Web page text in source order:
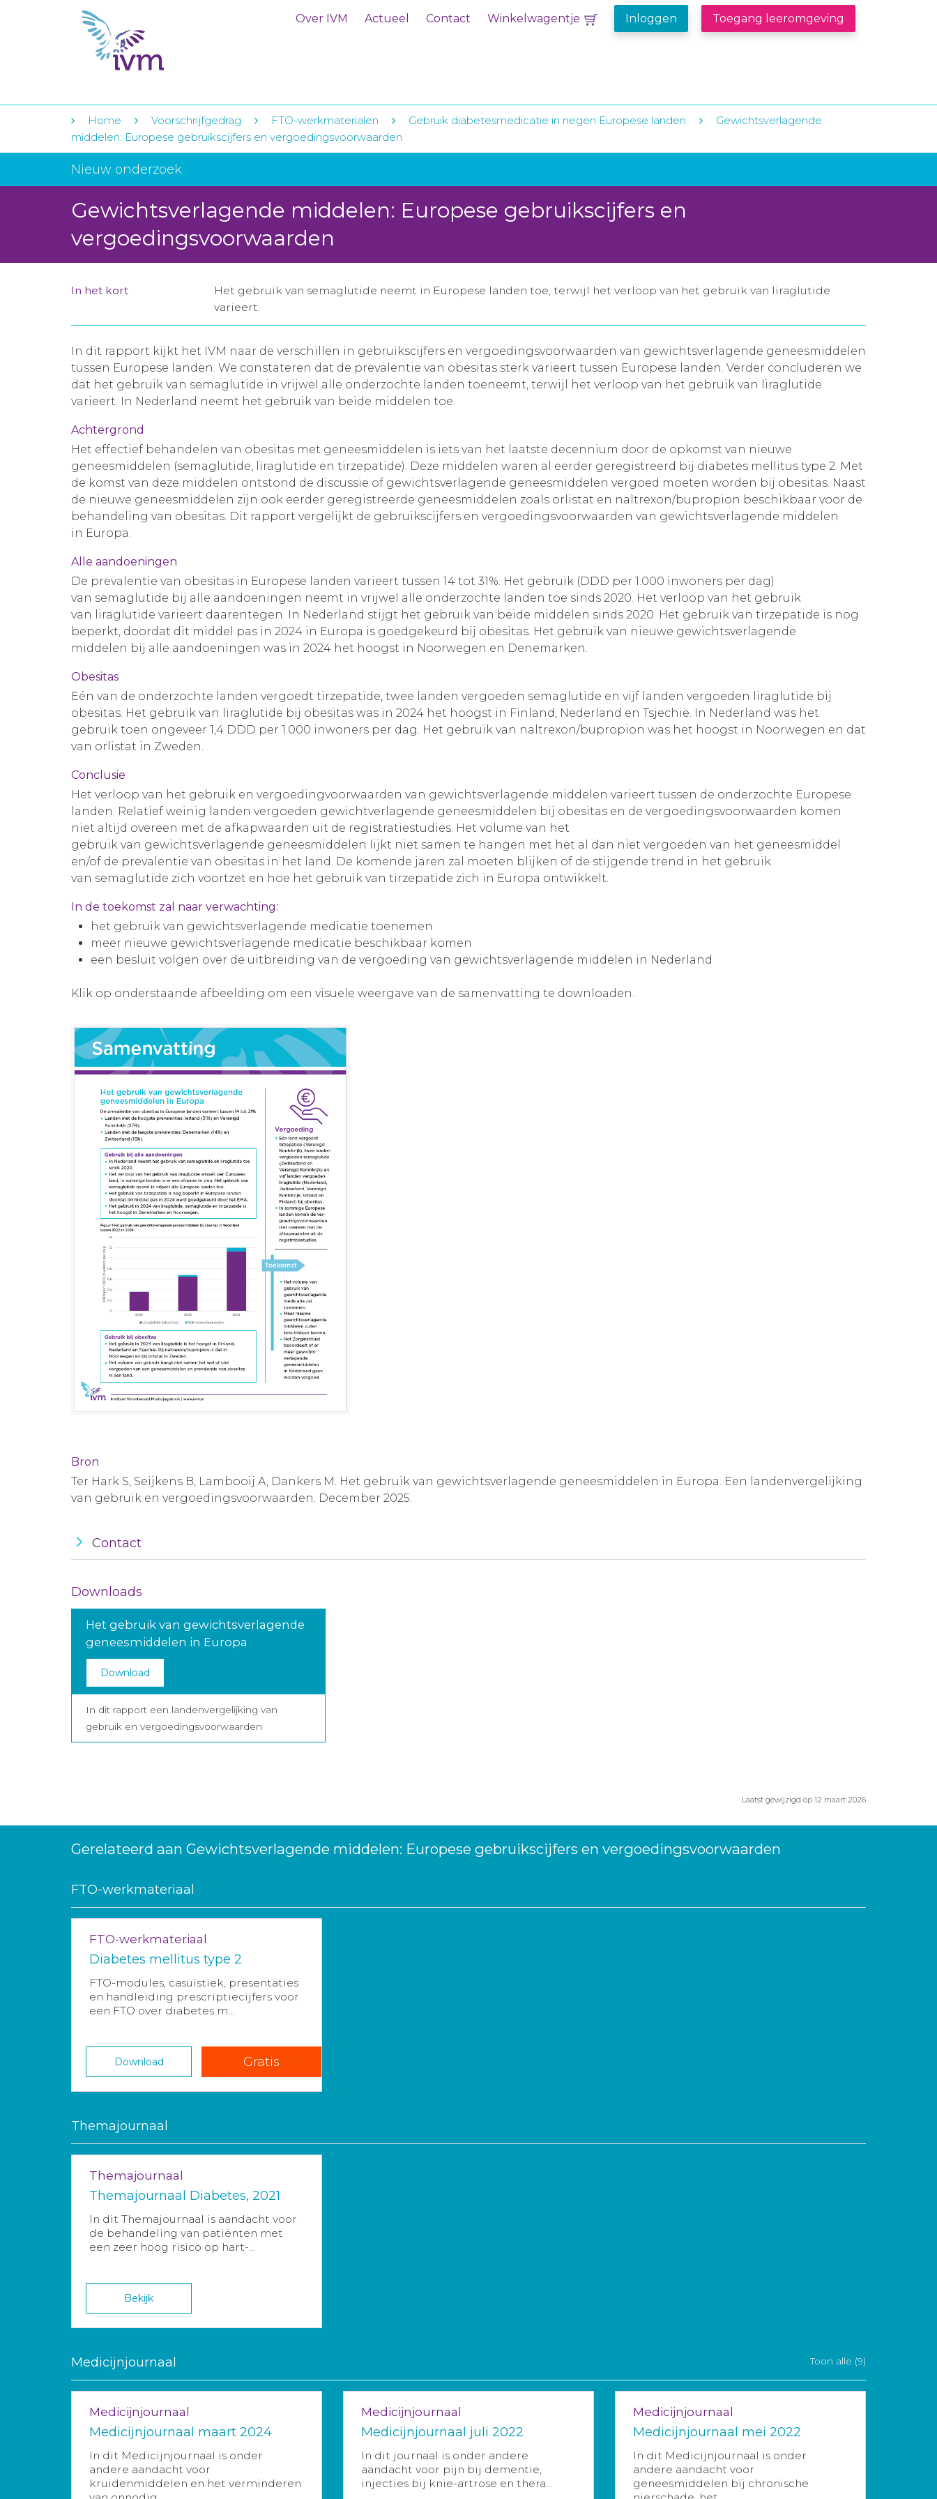
Over IVM Actueel Contact Winkelwagentje Inloggen Toegang leeromgeving
Home Voorschrijfgedrag FTO-werkmaterialen Gebruik diabetesmedicatie in negen Europese landen
Gewichtsverlagende
middelen: Europese gebruikscijfers en vergoedingsvoorwaarden
Nieuw onderzoek
Gewichtsverlagende middelen: Europese gebruikscijfers en
vergoedingsvoorwaarden
In het kort
Het gebruik van semaglutide neemt in Europese landen toe, terwijl het verloop van het gebruik van liraglutide
varieert.
In dit rapport kijkt het IVM naar de verschillen in gebruikscijfers en vergoedingsvoorwaarden van gewichtsverlagende geneesmiddelen
tussen Europese landen. We constateren dat de prevalentie van obesitas sterk varieert tussen Europese landen. Verder concluderen we
dat het gebruik van semaglutide in vrijwel alle onderzochte landen toeneemt, terwijl het verloop van het gebruik van liraglutide
varieert. In Nederland neemt het gebruik van beide middelen toe.
Achtergrond
Het effectief behandelen van obesitas met geneesmiddelen is iets van het laatste decennium door de opkomst van nieuwe
geneesmiddelen (semaglutide, liraglutide en tirzepatide). Deze middelen waren al eerder geregistreerd bij diabetes mellitus type 2. Met
de komst van deze middelen ontstond de discussie of gewichtsverlagende geneesmiddelen vergoed moeten worden bij obesitas. Naast
de nieuwe geneesmiddelen zijn ook eerder geregistreerde geneesmiddelen zoals orlistat en naltrexon/bupropion beschikbaar voor de
behandeling van obesitas. Dit rapport vergelijkt de gebruikscijfers en vergoedingsvoorwaarden van gewichtsverlagende middelen
in Europa.
Alle aandoeningen
De prevalentie van obesitas in Europese landen varieert tussen 14 tot 31%. Het gebruik (DDD per 1.000 inwoners per dag)
van semaglutide bij alle aandoeningen neemt in vrijwel alle onderzochte landen toe sinds 2020. Het verloop van het gebruik
van liraglutide varieert daarentegen. In Nederland stijgt het gebruik van beide middelen sinds 2020. Het gebruik van tirzepatide is nog
beperkt, doordat dit middel pas in 2024 in Europa is goedgekeurd bij obesitas. Het gebruik van nieuwe gewichtsverlagende
middelen bij alle aandoeningen was in 2024 het hoogst in Noorwegen en Denemarken.
Obesitas
Eén van de onderzochte landen vergoedt tirzepatide, twee landen vergoeden semaglutide en vijf landen vergoeden liraglutide bij
obesitas. Het gebruik van liraglutide bij obesitas was in 2024 het hoogst in Finland, Nederland en Tsjechië. In Nederland was het
gebruik toen ongeveer 1,4 DDD per 1.000 inwoners per dag. Het gebruik van naltrexon/bupropion was het hoogst in Noorwegen en dat
van orlistat in Zweden.
Conclusie
Het verloop van het gebruik en vergoedingvoorwaarden van gewichtsverlagende middelen varieert tussen de onderzochte Europese
landen. Relatief weinig landen vergoeden gewichtverlagende geneesmiddelen bij obesitas en de vergoedingsvoorwaarden komen
niet altijd overeen met de afkapwaarden uit de registratiestudies. Het volume van het
gebruik van gewichtsverlagende geneesmiddelen lijkt niet samen te hangen met het al dan niet vergoeden van het geneesmiddel
en/of de prevalentie van obesitas in het land. De komende jaren zal moeten blijken of de stijgende trend in het gebruik
van semaglutide zich voortzet en hoe het gebruik van tirzepatide zich in Europa ontwikkelt.
In de toekomst zal naar verwachting:
het gebruik van gewichtsverlagende medicatie toenemen
meer nieuwe gewichtsverlagende medicatie beschikbaar komen
een besluit volgen over de uitbreiding van de vergoeding van gewichtsverlagende middelen in Nederland
Klik op onderstaande afbeelding om een visuele weergave van de samenvatting te downloaden.
Bron
Ter Hark S, Seijkens B, Lambooij A, Dankers M. Het gebruik van gewichtsverlagende geneesmiddelen in Europa. Een landenvergelijking
van gebruik en vergoedingsvoorwaarden. December 2025.
Contact
Downloads
Het gebruik van gewichtsverlagende
geneesmiddelen in Europa
Download
In dit rapport een landenvergelijking van
gebruik en vergoedingsvoorwaarden
Laatst gewijzigd op 12 maart 2026
Gerelateerd aan Gewichtsverlagende middelen: Europese gebruikscijfers en vergoedingsvoorwaarden
FTO-werkmateriaal
FTO-werkmateriaal
Diabetes mellitus type 2
FTO-modules, casuïstiek, presentaties
en handleiding prescriptiecijfers voor
een FTO over diabetes m...
Download Gratis
Themajournaal
Themajournaal
Themajournaal Diabetes, 2021
In dit Themajournaal is aandacht voor
de behandeling van patiënten met
een zeer hoog risico op hart-...
Bekijk
Medicijnjournaal Toon alle (9)
Medicijnjournaal
Medicijnjournaal maart 2024
In dit Medicijnjournaal is onder
andere aandacht voor
kruidenmiddelen en het verminderen
Medicijnjournaal
Medicijnjournaal juli 2022
In dit journaal is onder andere
aandacht voor pijn bij dementie,
injecties bij knie-artrose en thera...
Medicijnjournaal
Medicijnjournaal mei 2022
In dit Medicijnjournaal is onder
andere aandacht voor
geneesmiddelen bij chronische